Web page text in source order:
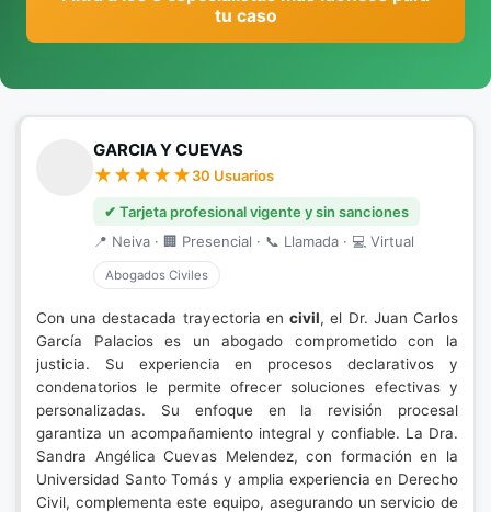
tu caso
GARCIA Y CUEVAS
30 Usuarios
✔ Tarjeta profesional vigente y sin sanciones
📍 Neiva · 🏢 Presencial · 📞 Llamada · 💻 Virtual
Abogados Civiles
Con una destacada trayectoria encivil, el Dr. Juan Carlos
García Palacios es un abogado comprometido con la
justicia. Su experiencia en procesos declarativos y
condenatorios le permite ofrecer soluciones efectivas y
personalizadas. Su enfoque en la revisión procesal
garantiza un acompañamiento integral y confiable. La Dra.
Sandra Angélica Cuevas Melendez, con formación en la
Universidad Santo Tomás y amplia experiencia en Derecho
Civil, complementa este equipo, asegurando un servicio de